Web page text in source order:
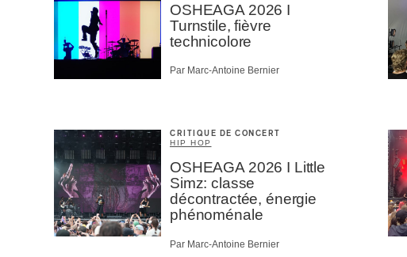
OSHEAGA 2026 I
Turnstile, fièvre
technicolore
Par Marc-Antoine Bernier
CRITIQUE DE CONCERT
HIP HOP
OSHEAGA 2026 I Little
Simz: classe
décontractée, énergie
phénoménale
Par Marc-Antoine Bernier